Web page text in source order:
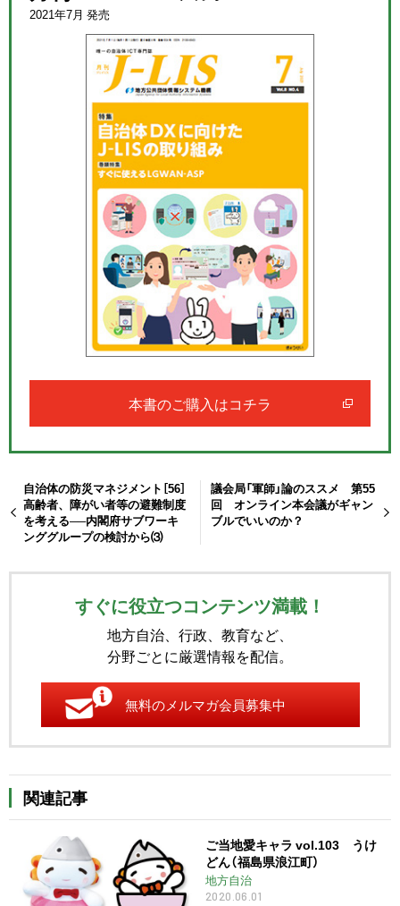
2021年7月 発売
本書のご購入はコチラ
自治体の防災マネジメント［56］
高齢者、障がい者等の避難制度
を考える──内閣府サブワーキ
ンググループの検討から⑶
議会局「軍師」論のススメ 第55
回 オンライン本会議がギャン
ブルでいいのか？
すぐに役立つコンテンツ満載！
地方自治、行政、教育など、
分野ごとに厳選情報を配信。
無料のメルマガ会員募集中
関連記事
ご当地愛キャラ vol.103 うけ
どん（福島県浪江町）
地方自治
2020.06.01